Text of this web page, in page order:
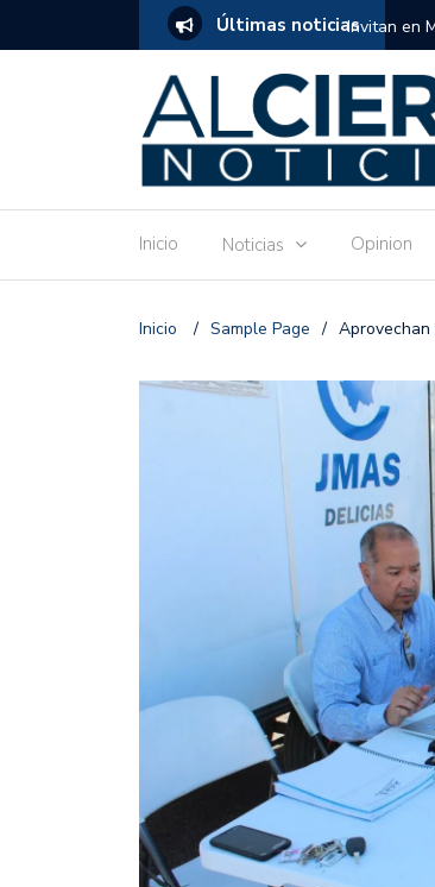
Últimas noticias
tramo en Avenida Agricultura
Invitan en
gratuito de
Inicio Noticias Opinion
Inicio / Sample Page / Aprovechan